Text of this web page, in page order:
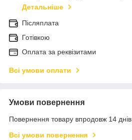
Детальніше
Післяплата
Готівкою
Оплата за реквізитами
Всі умови оплати
Умови повернення
Повернення товару впродовж 14
Всі умови повернення